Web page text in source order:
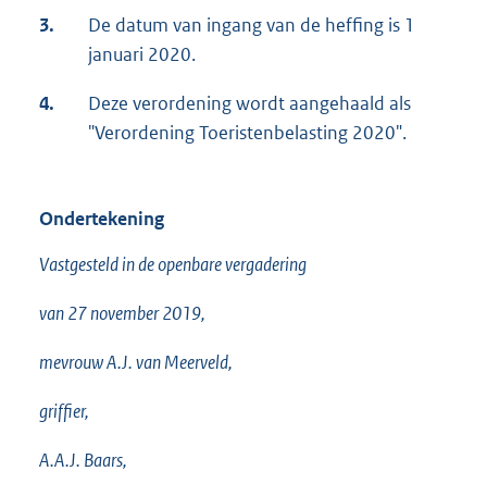
3.
De datum van ingang van de heffing is 1
januari 2020.
4.
Deze verordening wordt aangehaald als
"Verordening Toeristenbelasting 2020".
Ondertekening
Vastgesteld in de openbare vergadering
van 27 november 2019,
mevrouw A.J. van Meerveld,
griffier,
A.A.J. Baars,